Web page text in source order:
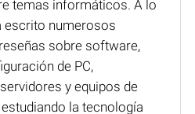
temas informáticos. A lo
escrito numerosos
sobre software,
de PC,
y equipos de
la tecnología